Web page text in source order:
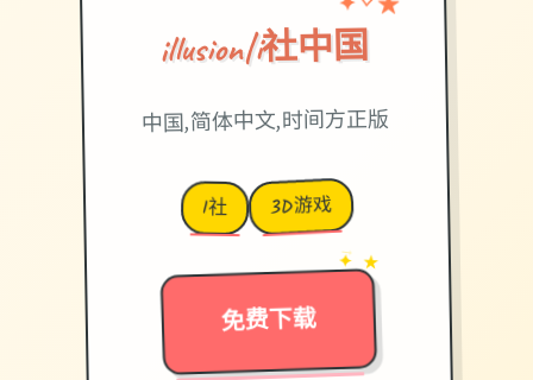
illusion|i社中国
中国,简体中文,时间方正版
I社 3D游戏
免费下载
→
✦ ★